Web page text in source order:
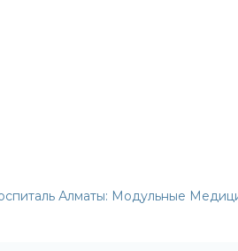
Алматы: Модульные